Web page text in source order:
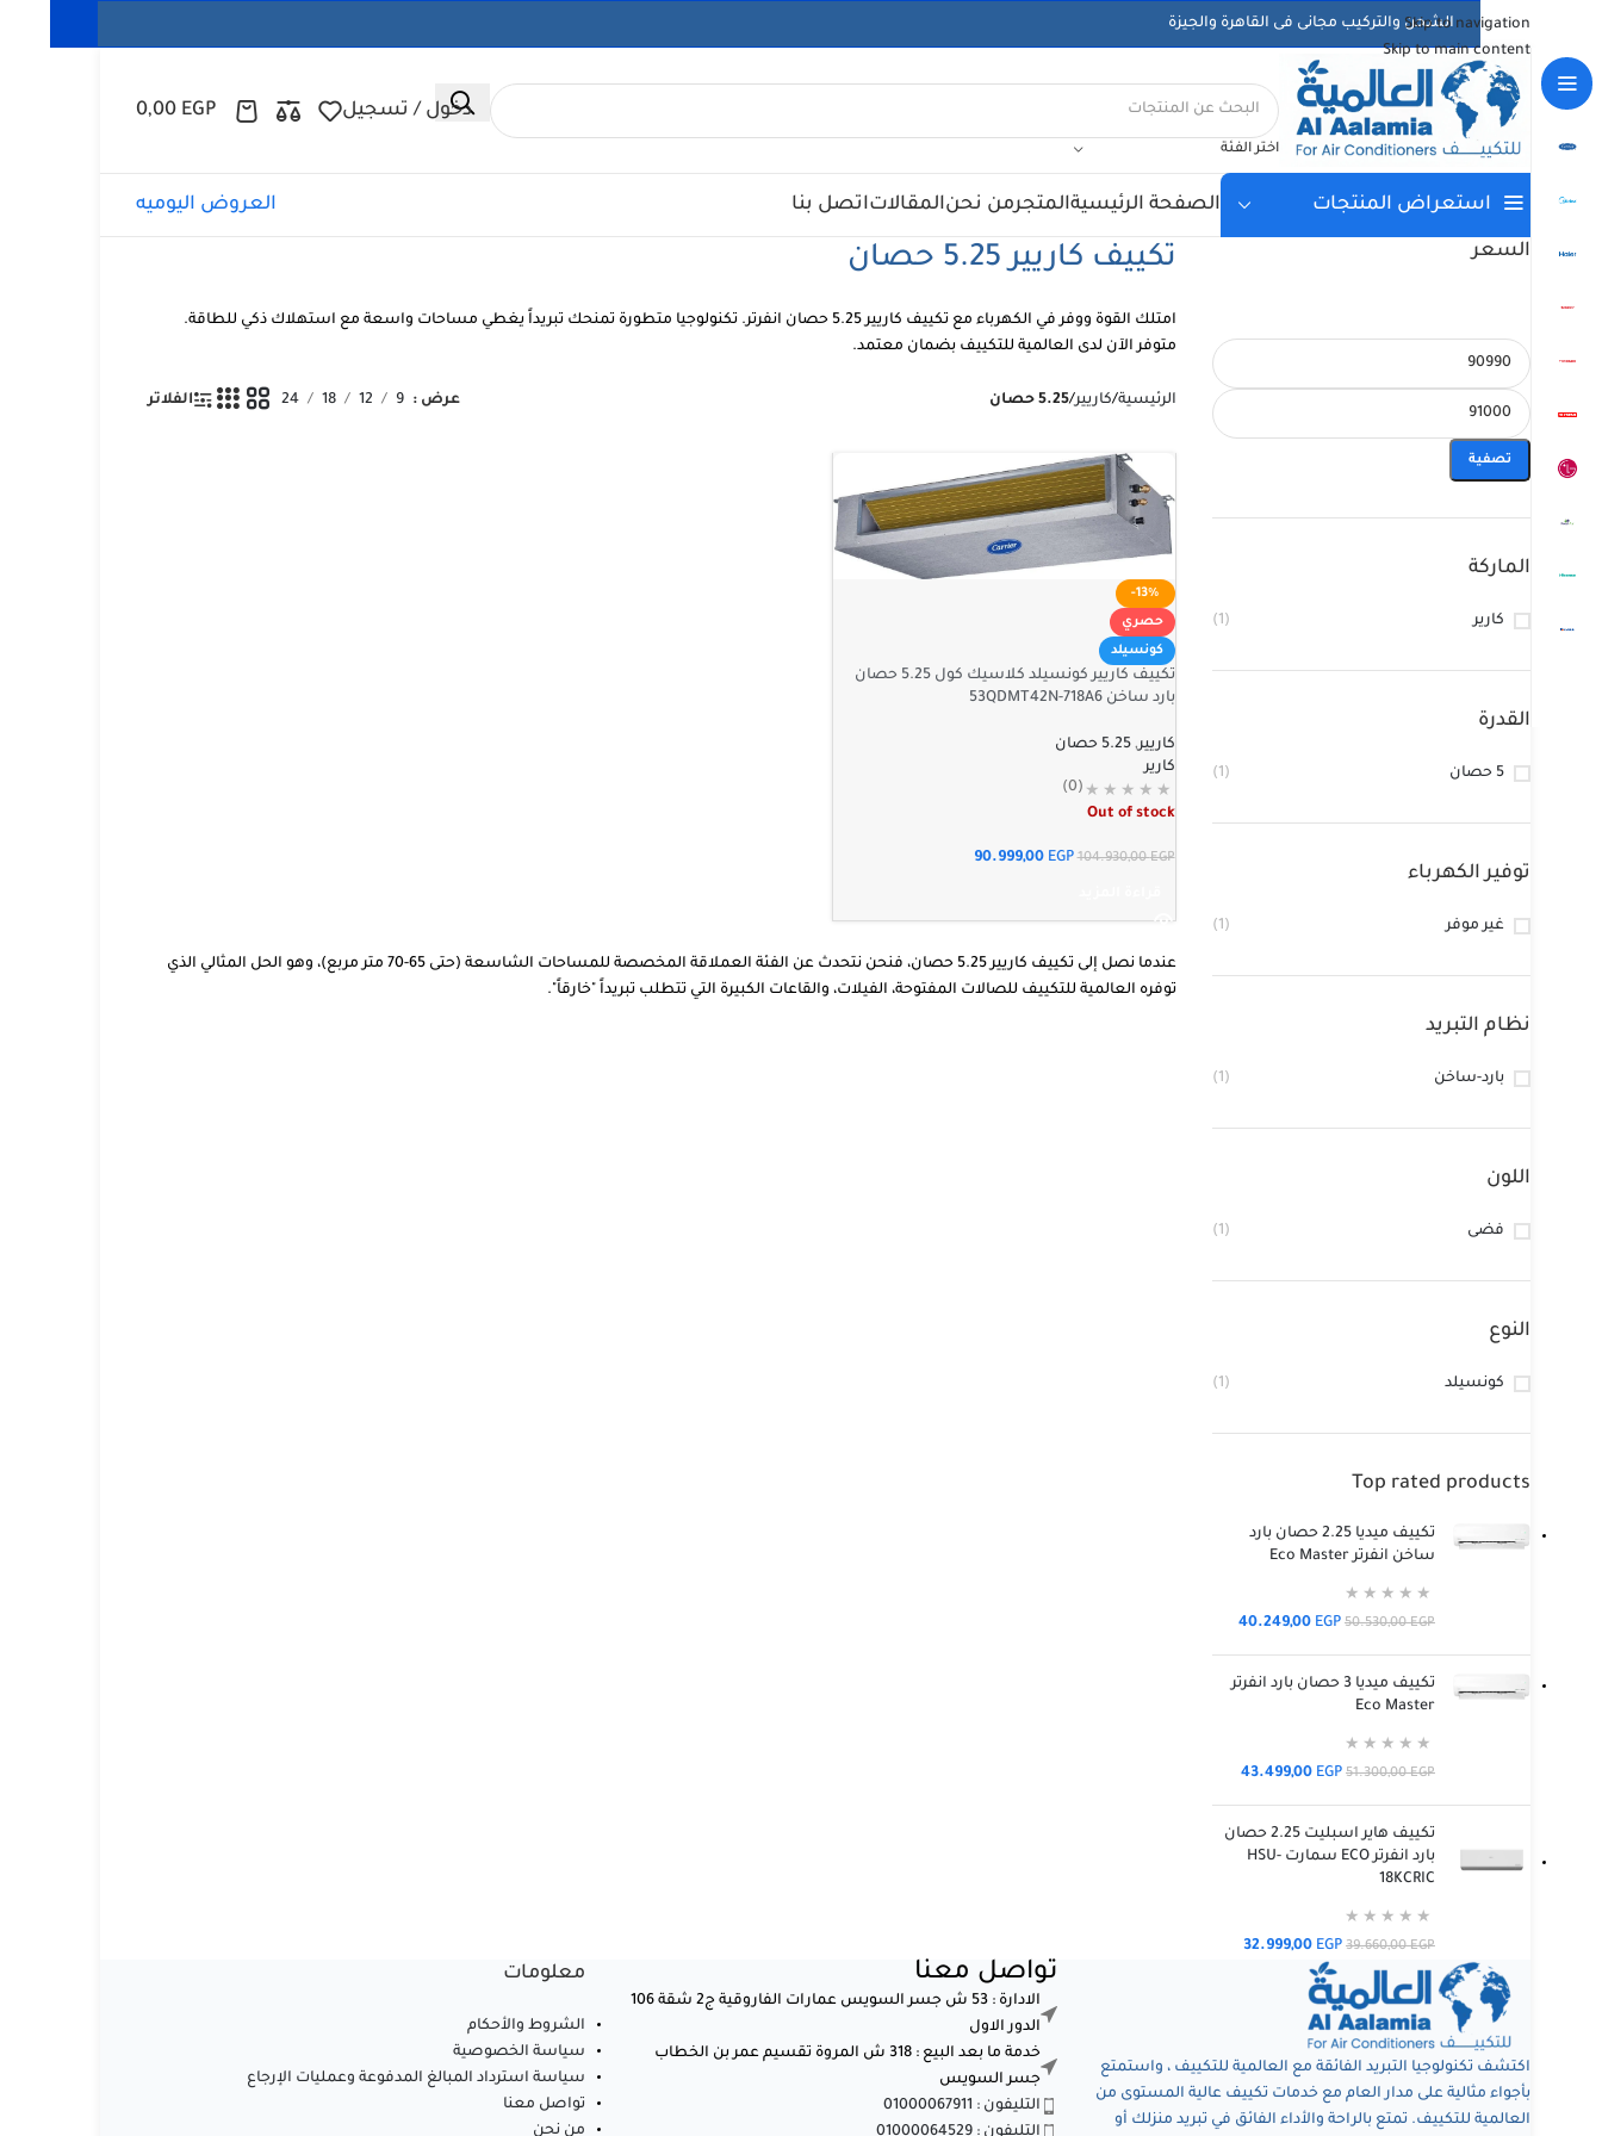
Skip to navigation
Skip to main content
الشحن والتركيب مجانى فى القاهرة والجيزة
اختر الفئة
دخول / تسجيل 0,00 EGP
استعراض المنتجات الصفحة الرئيسيةالمتجرمن نحنالمقالاتاتصل بنا العروض اليوميه
السعر
تصفية
الماركة
كارير (1)
القدرة
5 حصان (1)
توفير الكهرباء
غير موفر (1)
نظام التبريد
بارد-ساخن (1)
اللون
فضى (1)
النوع
كونسيلد (1)
Top rated products
تكييف ميديا 2.25 حصان بارد
ساخن انفرتر Eco Master
50.530,00EGP
40.249,00 EGP
تكييف ميديا 3 حصان بارد انفرتر
Eco Master
51.300,00EGP
43.499,00 EGP
تكييف هاير اسبليت 2.25 حصان
بارد انفرتر ECO سمارت HSU-
18KCRIC
39.660,00EGP
32.999,00 EGP
تكييف كاريير 5.25 حصان
امتلك القوة ووفر في الكهرباء مع تكييف كاريير 5.25 حصان انفرتر. تكنولوجيا متطورة تمنحك تبريداً يغطي مساحات واسعة مع استهلاك ذكي للطاقة.
متوفر الآن لدى العالمية للتكييف بضمان معتمد.
الرئيسية/كاريير/5.25 حصان عرض 9
12
18
24 الفلاتر
-13%
حصري
كونسيلد
تكييف كاريير كونسيلد كلاسيك كول 5.25 حصان
بارد ساخن 53QDMT42N-718A6
كاريير, 5.25 حصان
كارير
(0)
Out of stock
104.930,00EGP
90.999,00 EGP
عندما نصل إلى تكييف كاريير 5.25 حصان، فنحن نتحدث عن الفئة العملاقة المخصصة للمساحات الشاسعة (حتى 65-70 متر مربع)، وهو الحل المثالي الذي
توفره العالمية للتكييف للصالات المفتوحة، الفيلات، والقاعات الكبيرة التي تتطلب تبريداً "خارقاً".
اكتشف تكنولوجيا التبريد الفائقة مع العالمية للتكييف ، واستمتع
بأجواء مثالية على مدار العام مع خدمات تكييف عالية المستوى من
العالمية للتكييف. تمتع بالراحة والأداء الفائق في تبريد منزلك أو
تواصل معنا
الادارة : 53 ش جسر السويس عمارات الفاروقية ج2 شقة 106
الدور الاول
خدمة ما بعد البيع : 318 ش المروة تقسيم عمر بن الخطاب
جسر السويس
التليفون : 01000067911
التليفون : 01000064529
معلومات
الشروط والأحكام
سياسة الخصوصية
سياسة استرداد المبالغ المدفوعة وعمليات الإرجاع
تواصل معنا
من نحن